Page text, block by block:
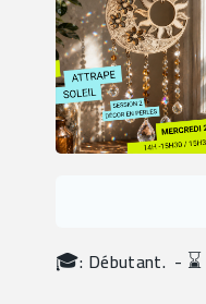
🎓: Débutant.  - ⌛️